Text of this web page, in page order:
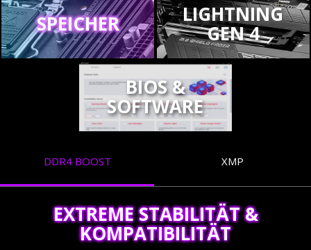
SPEICHER LIGHTNING
GEN 4
BIOS &
SOFTWARE
DDR4 BOOST XMP
EXTREME STABILITÄT &
KOMPATIBILITÄT